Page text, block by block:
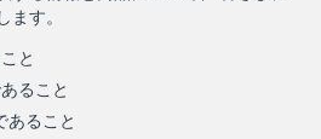
ます。
と
ること
あること